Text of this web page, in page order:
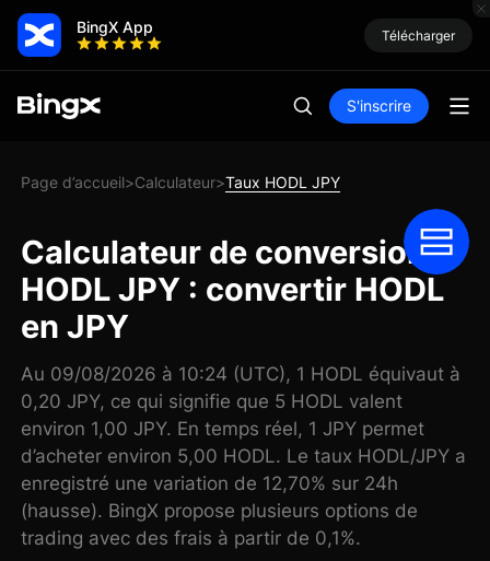
BingX App Télécharger
S'inscrire
Page d’accueil>Calculateur>Taux HODL JPY
Calculateur de conversion
HODL JPY : convertir HODL
en JPY
Au 09/08/2026 à 10:24 (UTC), 1 HODL équivaut à
0,20 JPY, ce qui signifie que 5 HODL valent
environ 1,00 JPY. En temps réel, 1 JPY permet
d’acheter environ 5,00 HODL. Le taux HODL/JPY a
enregistré une variation de 12,70% sur 24h
(hausse). BingX propose plusieurs options de
trading avec des frais à partir de 0,1%.